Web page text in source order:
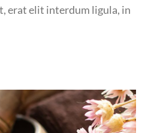
erat elit interdum ligula, in